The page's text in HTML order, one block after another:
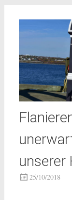
unserer
25/10/2018